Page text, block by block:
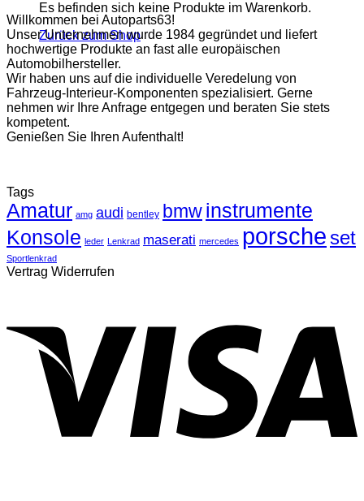
Es befinden sich keine Produkte im Warenkorb.
Zurück zum Shop
Willkommen bei Autoparts63!
Unser Unternehmen wurde 1984 gegründet und liefert
hochwertige Produkte an fast alle europäischen
Automobilhersteller.
Wir haben uns auf die individuelle Veredelung von
Fahrzeug-Interieur-Komponenten spezialisiert. Gerne
nehmen wir Ihre Anfrage entgegen und beraten Sie stets
kompetent.
Genießen Sie Ihren Aufenthalt!
Tags
Amatur amg audi bentley bmwinstrumente
Konsole leder Lenkrad maserati mercedes porsche set
Sportlenkrad
Vertrag Widerrufen